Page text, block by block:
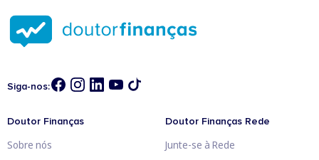
Siga-nos:
Doutor Finanças
Sobre nós
Doutor Finanças Rede
Junte-se à Rede